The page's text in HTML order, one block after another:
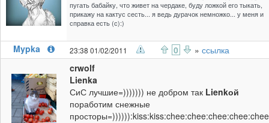
пугать бабайку, что живет на чердаке, буду ложкой его тыкать,
прикажу на кактус сесть... я ведь дурачок немножко... у меня и
справка есть (с):)
Mypka 23:38 01/02/2011 0 » ссылка
crwolf
Lienka
СиС лучшие=))))))) не добром так Lienkой
поработим снежные
просторы=)))))):kiss:kiss:chee:chee:chee:chee:chee